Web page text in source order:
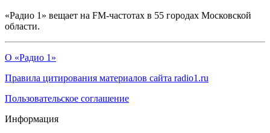
«Радио 1» вещает на FM-частотах в 55 городах Московской
области.
О «Радио 1»
Правила цитирования материалов сайта radio1.ru
Пользовательское соглашение
Информация